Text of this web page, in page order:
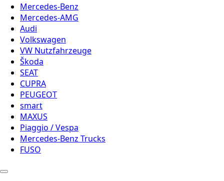
Mercedes-Benz
Mercedes-AMG
Audi
Volkswagen
VW Nutzfahrzeuge
Škoda
SEAT
CUPRA
PEUGEOT
smart
MAXUS
Piaggio / Vespa
Mercedes-Benz Trucks
FUSO